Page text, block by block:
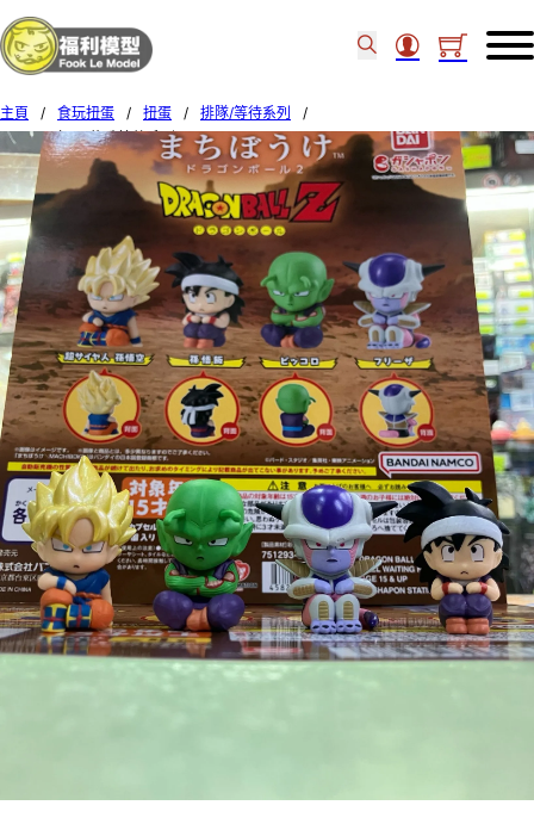
主頁 / 食玩扭蛋 / 扭蛋 / 排隊/等待系列
/
BANDAI 扭蛋 龍珠等待系列 2 Set of 4pcs (8)